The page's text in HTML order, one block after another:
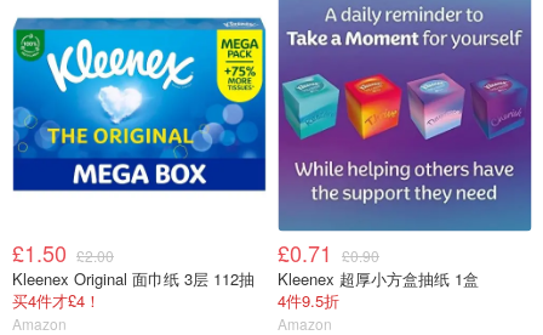
£1.50 £2.00
Kleenex Original 面巾纸 3层 112抽
买4件才£4！
Amazon
£0.71 £0.90
Kleenex 超厚小方盒抽纸 1盒
4件9.5折
Amazon